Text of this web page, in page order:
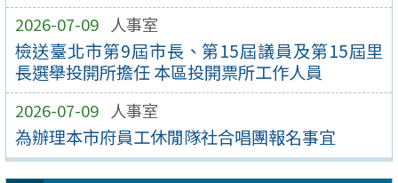
2026-07-09 人事室
檢送臺北市第9屆市長、第15屆議員及第15屆里
長選舉投開所擔任 本區投開票所工作人員
2026-07-09 人事室
為辦理本市府員工休閒隊社合唱團報名事宜